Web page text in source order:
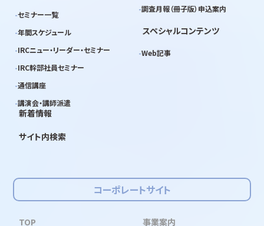
セミナー一覧
年間スケジュール
IRCニュー・リーダー・セミナー
IRC幹部社員セミナー
通信講座
講演会・講師派遣
調査月報（冊子版）申込案内
スペシャルコンテンツ
Web記事
新着情報
サイト内検索
コーポレートサイト
TOP 事業案内